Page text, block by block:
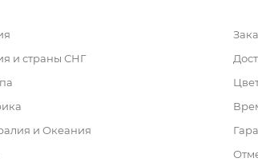
и страны СНГ
и Океания